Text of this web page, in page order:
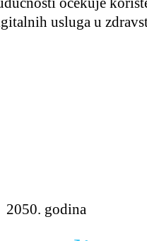
usluga u
2050. godina